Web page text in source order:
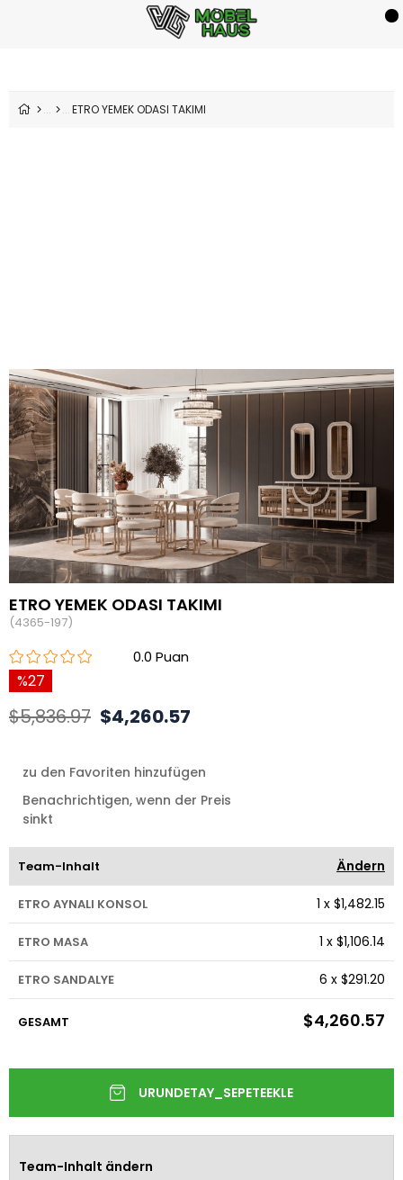
ETRO YEMEK ODASI TAKIMI
ETRO YEMEK ODASI TAKIMI
(4365-197)
0.0
27
$5,836.97 $4,260.57
zu den Favoriten hinzufügen
Benachrichtigen, wenn der Preis
sinkt
Team-Inhalt Ändern
ETRO AYNALI KONSOL 1 x $1,482.15
ETRO MASA 1 x $1,106.14
ETRO SANDALYE 6 x $291.20
GESAMT $4,260.57
Team-Inhalt ändern